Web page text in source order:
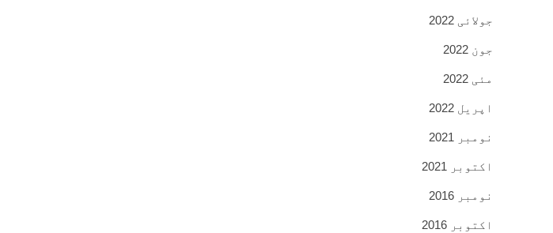
جولائی 2022
جون 2022
مئی 2022
اپریل 2022
نومبر 2021
اکتوبر 2021
نومبر 2016
اکتوبر 2016